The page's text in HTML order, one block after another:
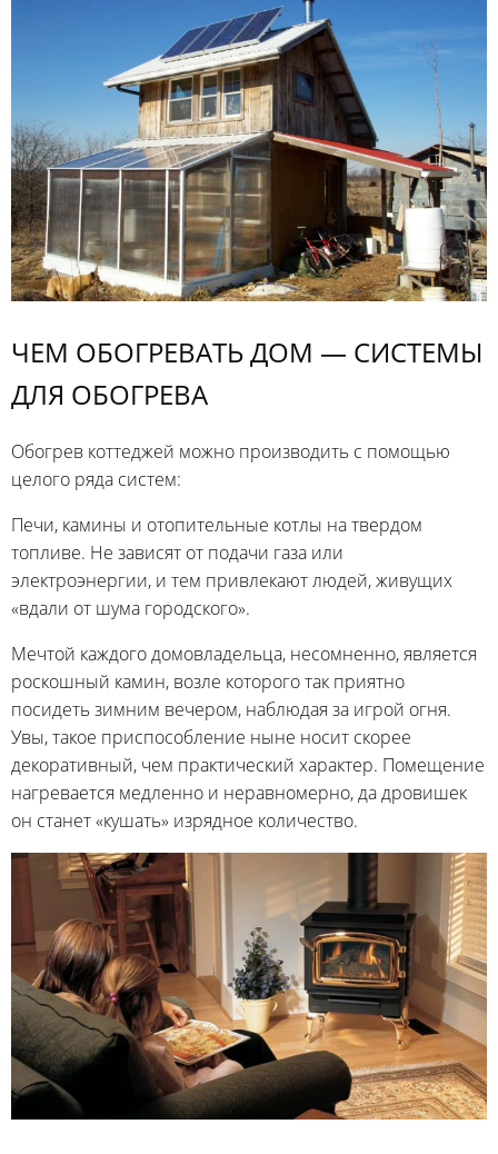
ЧЕМ ОБОГРЕВАТЬ ДОМ — СИСТЕМЫ
ДЛЯ ОБОГРЕВА
Обогрев коттеджей можно производить с помощью
целого ряда систем:
Печи, камины и отопительные котлы на твердом
топливе. Не зависят от подачи газа или
электроэнергии, и тем привлекают людей, живущих
«вдали от шума городского».
Мечтой каждого домовладельца, несомненно, является
роскошный камин, возле которого так приятно
посидеть зимним вечером, наблюдая за игрой огня.
Увы, такое приспособление ныне носит скорее
декоративный, чем практический характер. Помещение
нагревается медленно и неравномерно, да дровишек
он станет «кушать» изрядное количество.